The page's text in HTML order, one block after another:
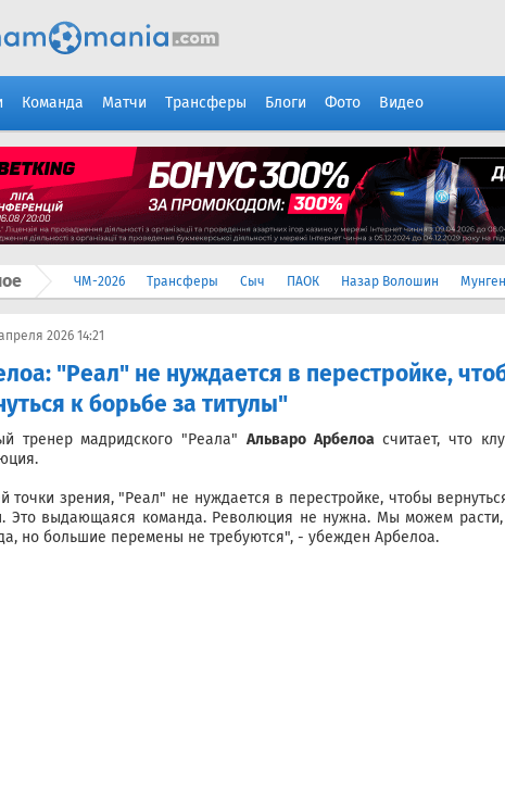
Команда Матчи Трансферы Блоги Фото Видео
ЧМ-2026 Трансферы Сыч ПАОК Назар Волошин
2026 14:21
"Реал" не нуждается в перестройке,
к борьбе за титулы"
тренер мадридского "Реала" Альваро Арбелоасчитает, что
точки зрения, "Реал" не нуждается в перестройке, чтобы
Это выдающаяся команда. Революция не нужна. Мы можем
но большие перемены не требуются", - убежден Арбелоа.